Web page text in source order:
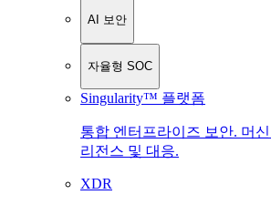
AI 보안
자율형 SOC
Singularity™ 플랫폼
통합 엔터프라이즈 보안. 머
리전스 및 대응.
XDR